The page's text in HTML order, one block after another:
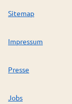
Sitemap
Impressum
Presse
Jobs